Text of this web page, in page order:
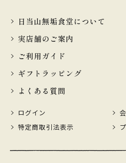
日当山無垢食堂について
実店舗のご案内
ご利用ガイド
ギフトラッピング
よくある質問
ログイン
特定商取引法表示